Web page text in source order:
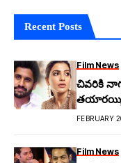
Recent Posts
Film News
చివరికి
FEBRUARY
Film News